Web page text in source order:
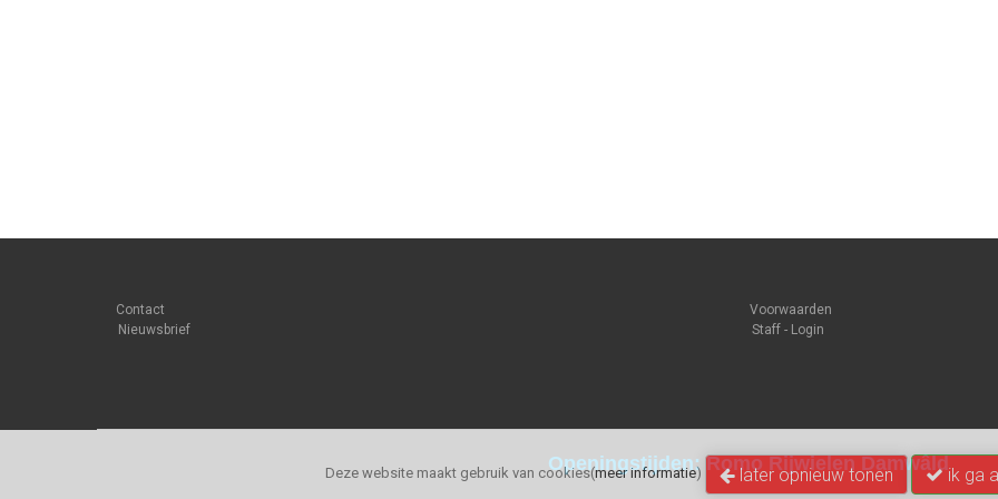
Deze website maakt gebruik van cookies(meer informatie) later opnieuw tonen ik ga
Contact
Nieuwsbrief
Voorwaarden
Staff - Login
Openingstijden: Romo Rijwielen Damwâld